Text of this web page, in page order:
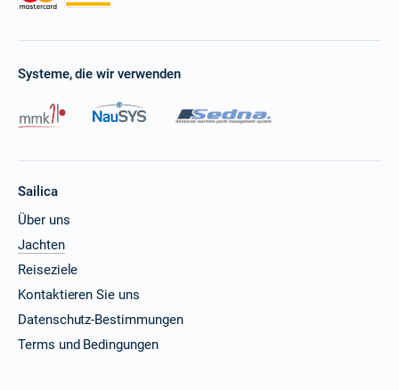
Systeme, die wir verwenden
Sailica
Über uns
Jachten
Reiseziele
Kontaktieren Sie uns
Datenschutz-Bestimmungen
Terms und Bedingungen